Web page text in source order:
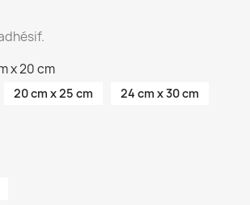
x 20 cm
20 cm x 25 cm
24 cm x 30 cm